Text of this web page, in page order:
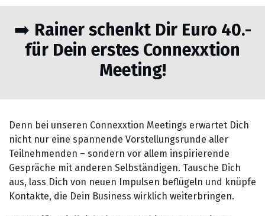
➡️ Rainer schenkt Dir Euro 40.-
für Dein erstes Connexxtion
Meeting!
Denn bei unseren Connexxtion Meetings erwartet Dich
nicht nur eine spannende Vorstellungsrunde aller
Teilnehmenden – sondern vor allem inspirierende
Gespräche mit anderen Selbständigen. Tausche Dich
aus, lass Dich von neuen Impulsen beflügeln und knüpfe
Kontakte, die Dein Business wirklich weiterbringen.